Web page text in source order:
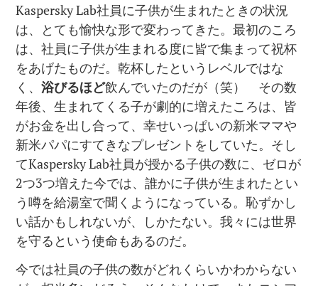
Kaspersky Lab社員に子供が生まれたときの状況
は、とても愉快な形で変わってきた。最初のころ
は、社員に子供が生まれる度に皆で集まって祝杯
をあげたものだ。乾杯したというレベルではな
く、浴びるほど飲んでいたのだが（笑） その数
年後、生まれてくる子が劇的に増えたころは、皆
がお金を出し合って、幸せいっぱいの新米ママや
新米パパにすてきなプレゼントをしていた。そし
てKaspersky Lab社員が授かる子供の数に、ゼロが
2つ3つ増えた今では、誰かに子供が生まれたとい
う噂を給湯室で聞くようになっている。恥ずかし
い話かもしれないが、しかたない。我々には世界
を守るという使命もあるのだ。
今では社員の子供の数がどれくらいかわからない